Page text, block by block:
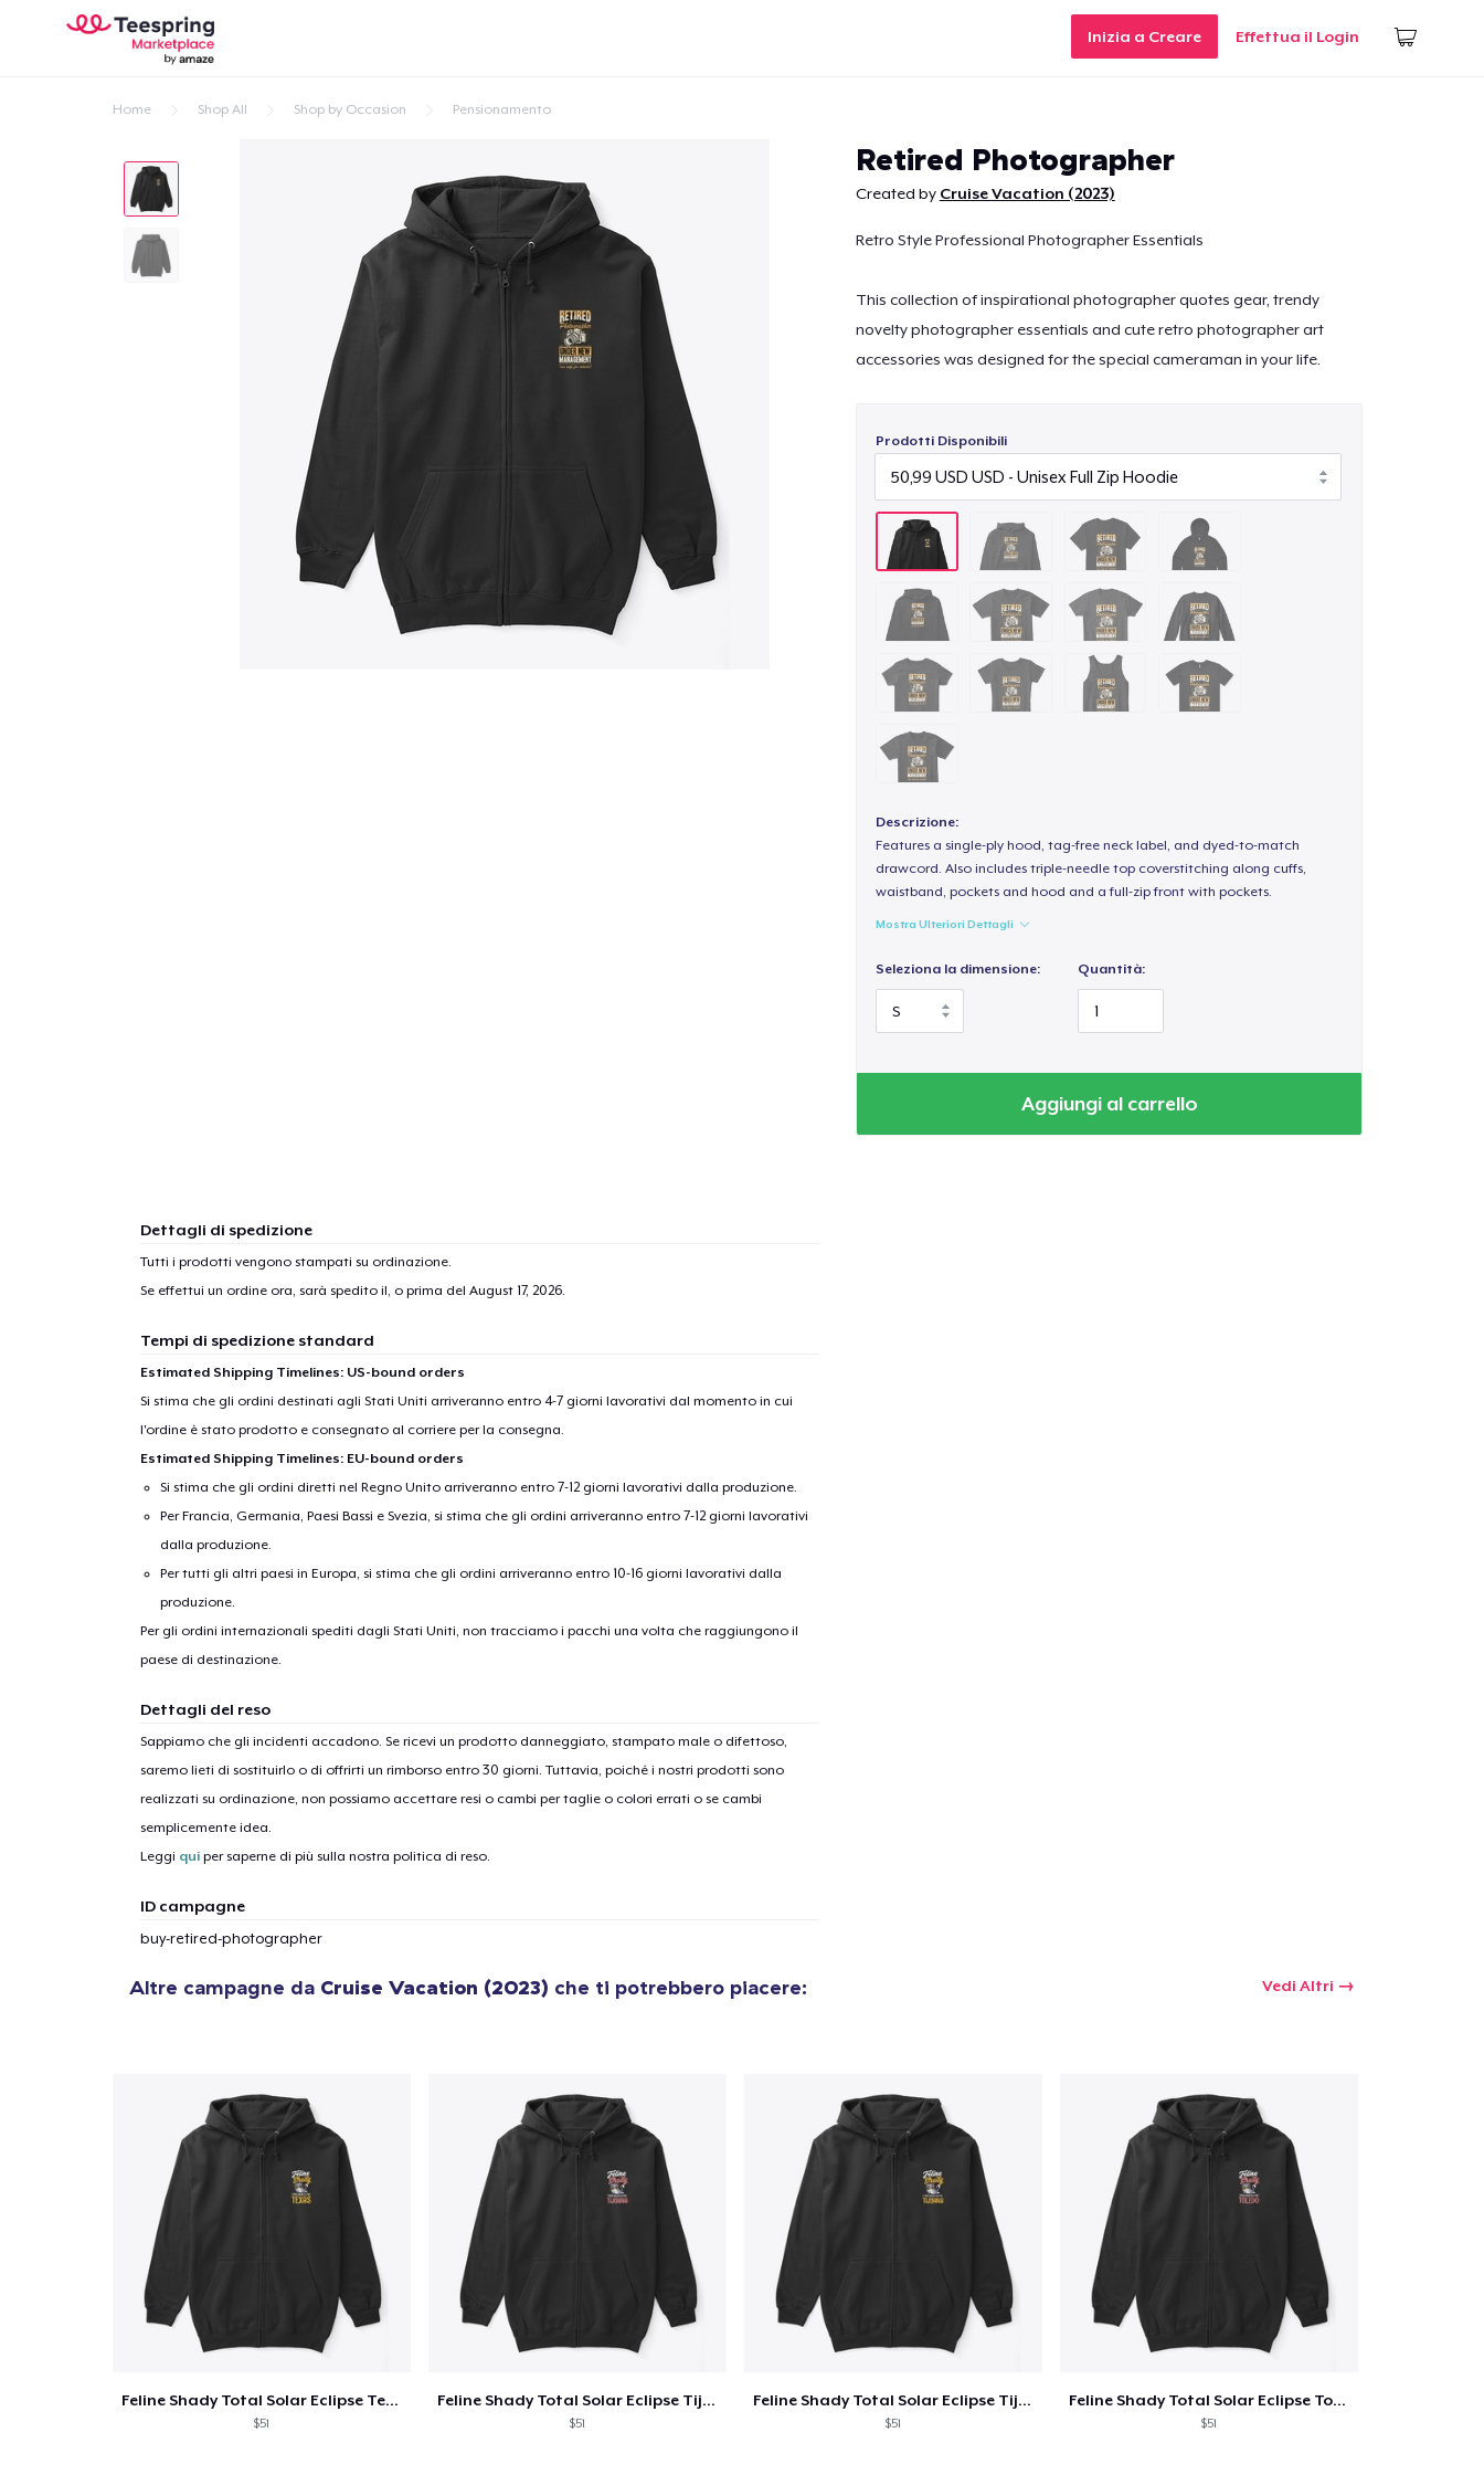
Inizia a Creare Effettua il Login
Home Shop All Shop by Occasion Pensionamento
Retired Photographer
Created by Cruise Vacation (2023)
Retro Style Professional Photographer Essentials
This collection of inspirational photographer quotes gear, trendy
novelty photographer essentials and cute retro photographer art
accessories was designed for the special cameraman in your life.
Prodotti Disponibili
Descrizione:
Features a single-ply hood, tag-free neck label, and dyed-to-match
drawcord. Also includes triple-needle top coverstitching along cuffs,
waistband, pockets and hood and a full-zip front with pockets.
Mostra Ulteriori Dettagli
Seleziona la dimensione: Quantità:
Aggiungi al carrello
Dettagli di spedizione
Tutti i prodotti vengono stampati su ordinazione.
Se effettui un ordine ora, sarà spedito il, o prima del August 17, 2026.
Tempi di spedizione standard
Estimated Shipping Timelines: US-bound orders
Si stima che gli ordini destinati agli Stati Uniti arriveranno entro 4-7 giorni lavorativi dal momento in cui
l'ordine è stato prodotto e consegnato al corriere per la consegna.
Estimated Shipping Timelines: EU-bound orders
Si stima che gli ordini diretti nel Regno Unito arriveranno entro 7-12 giorni lavorativi dalla produzione.
Per Francia, Germania, Paesi Bassi e Svezia, si stima che gli ordini arriveranno entro 7-12 giorni lavorativi
dalla produzione.
Per tutti gli altri paesi in Europa, si stima che gli ordini arriveranno entro 10-16 giorni lavorativi dalla
produzione.
Per gli ordini internazionali spediti dagli Stati Uniti, non tracciamo i pacchi una volta che raggiungono il
paese di destinazione.
Dettagli del reso
Sappiamo che gli incidenti accadono. Se ricevi un prodotto danneggiato, stampato male o difettoso,
saremo lieti di sostituirlo o di offrirti un rimborso entro 30 giorni. Tuttavia, poiché i nostri prodotti sono
realizzati su ordinazione, non possiamo accettare resi o cambi per taglie o colori errati o se cambi
semplicemente idea.
Leggi quiper saperne di più sulla nostra politica di reso.
ID campagne
buy-retired-photographer
Altre campagne da Cruise Vacation (2023) che ti potrebbero piacere: Vedi Altri
Feline Shady Total Solar Eclipse Texas
$51
Feline Shady Total Solar Eclipse Tijuana
$51
Feline Shady Total Solar Eclipse Tijuana
$51
Feline Shady Total Solar Eclipse Toledo
$51
Unisex Classic Pullover Hoodie
19,95 USD
AS Colour Stencil Hoodie
Unisex Premium Pullover Hoodie
Triblend Tee
Comfort Tee